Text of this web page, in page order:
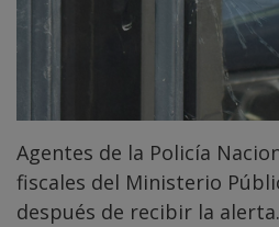
Agentes de la Policía
fiscales del Ministerio
después de recibir la